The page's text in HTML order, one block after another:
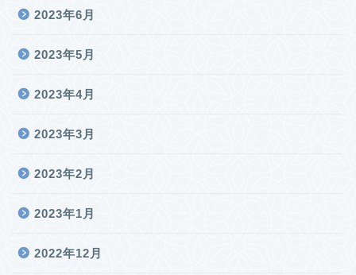
2023年6月
2023年5月
2023年4月
2023年3月
2023年2月
2023年1月
2022年12月